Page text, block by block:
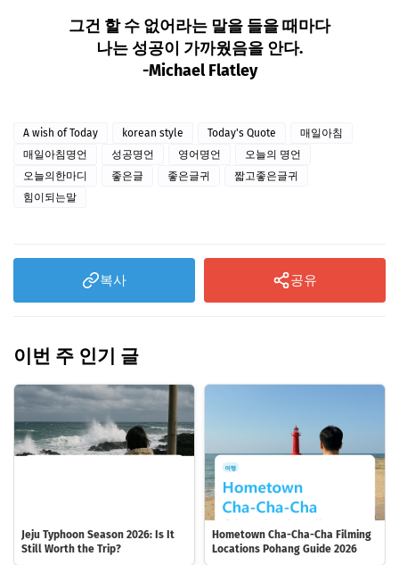
그건 할 수 없어라는 말을 들을 때마다
나는 성공이 가까웠음을 안다.
-Michael Flatley
A wish of Today korean style Today's Quote
매일아침
매일아침명언
성공명언 영어명언
오늘의 명언
오늘의한마디
좋은글 좋은글귀
짧고좋은글귀
힘이되는말
복사 공유
이번 주 인기 글
Jeju Typhoon Season 2026: Is It
Still Worth the Trip?
Hometown Cha-Cha-Cha Filming
Locations Pohang Guide 2026